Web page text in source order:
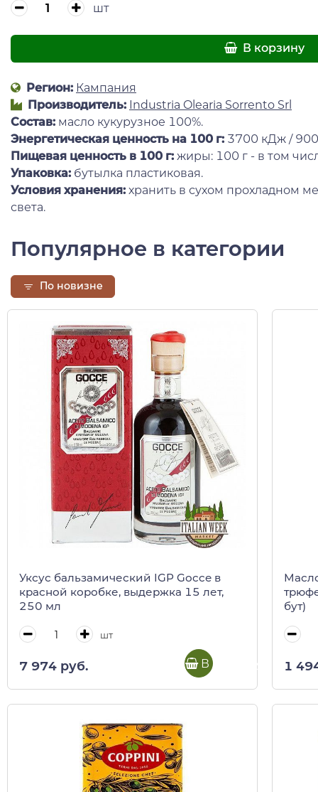
шт
В корзину
Регион: Кампания
Производитель: Industria Olearia Sorrento Srl
Состав: масло кукурузное 100%.
Энергетическая ценность на 100 г: 3700 кДж / 900
Пищевая ценность в 100 г: жиры: 100 г - в том
Упаковка: бутылка пластиковая.
Условия хранения: хранить в сухом прохладном
света.
Популярное в категории
По новизне
Уксус бальзамический IGP Gocce в
красной коробке, выдержка 15 лет,
250 мл
шт
7 974 руб. В корзину
бут)
1